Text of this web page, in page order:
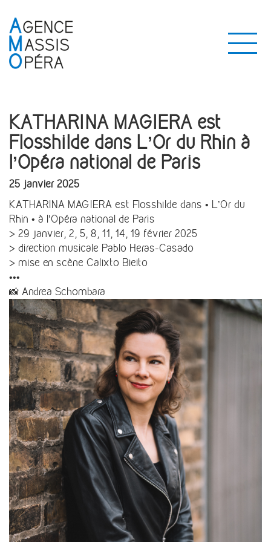
KATHARINA MAGIERA est
Flosshilde dans L’Or du Rhin à
l’Opéra national de Paris
25 janvier 2025
KATHARINA MAGIERA est Flosshilde dans • L’Or du
Rhin • à l’Opéra national de Paris
> 29 janvier, 2, 5, 8, 11, 14, 19 février 2025
> direction musicale Pablo Heras-Casado
> mise en scène Calixto Bieito
•••
📸 Andrea Schombara